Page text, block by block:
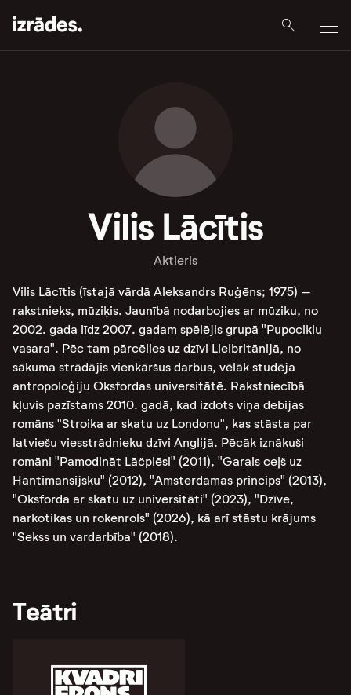
Vilis Lācītis
Aktieris
Vilis Lācītis (īstajā vārdā Aleksandrs Ruģēns; 1975) –
rakstnieks, mūziķis. Jaunībā nodarbojies ar mūziku, no
2002. gada līdz 2007. gadam spēlējis grupā "Pupociklu
vasara". Pēc tam pārcēlies uz dzīvi Lielbritānijā, no
sākuma strādājis vienkāršus darbus, vēlāk studēja
antropoloģiju Oksfordas universitātē. Rakstniecībā
kļuvis pazīstams 2010. gadā, kad izdots viņa debijas
romāns "Stroika ar skatu uz Londonu", kas stāsta par
latviešu viesstrādnieku dzīvi Anglijā. Pēcāk iznākuši
romāni "Pamodināt Lāčplēsi" (2011), "Garais ceļš uz
Hantimansijsku" (2012), "Amsterdamas princips" (2013),
"Oksforda ar skatu uz universitāti" (2023), "Dzīve,
narkotikas un rokenrols" (2026), kā arī stāstu krājums
"Sekss un vardarbība" (2018).
Teātri